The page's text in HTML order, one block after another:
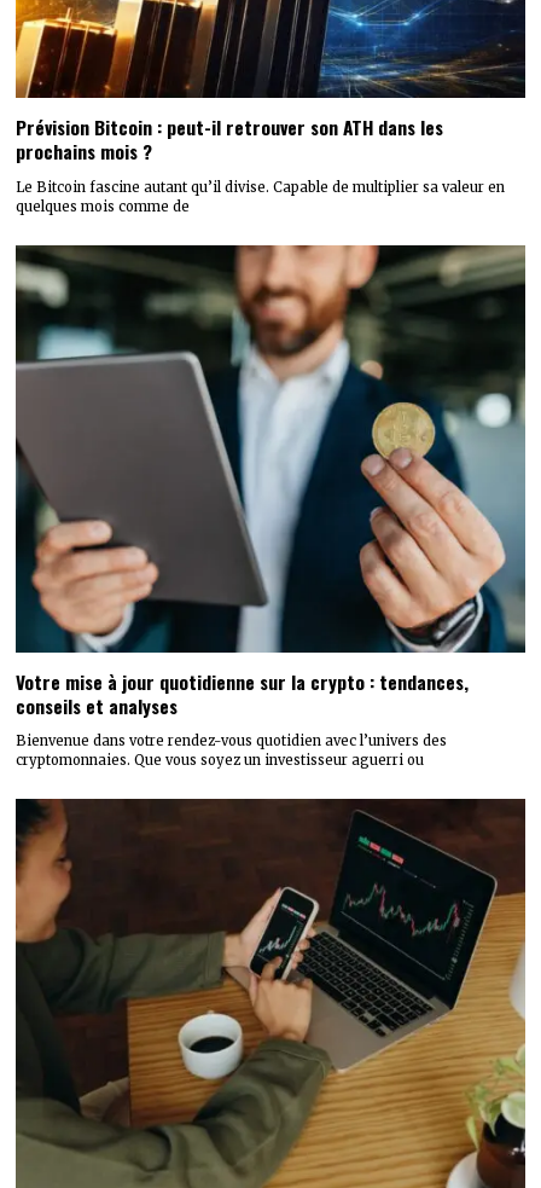
Prévision Bitcoin : peut-il retrouver son ATH dans les
prochains mois ?
Le Bitcoin fascine autant qu’il divise. Capable de multiplier sa valeur en
quelques mois comme de
Votre mise à jour quotidienne sur la crypto : tendances,
conseils et analyses
Bienvenue dans votre rendez-vous quotidien avec l’univers des
cryptomonnaies. Que vous soyez un investisseur aguerri ou